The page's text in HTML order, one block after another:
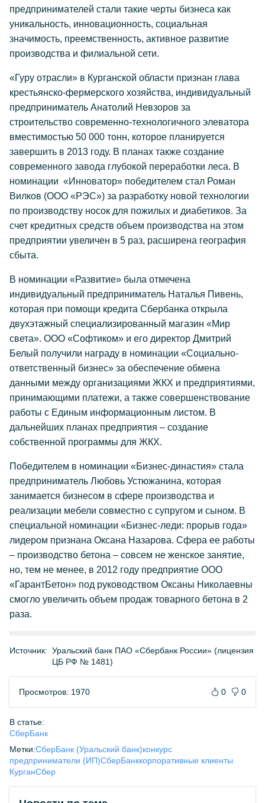
предпринимателей стали такие черты бизнеса как
уникальность, инновационность, социальная
значимость, преемственность, активное развитие
производства и филиальной сети.
«Гуру отрасли» в Курганской области признан глава
крестьянско-фермерского хозяйства, индивидуальный
предприниматель Анатолий Невзоров за
строительство современно-технологичного элеватора
вместимостью 50 000 тонн, которое планируется
завершить в 2013 году. В планах также создание
современного завода глубокой переработки леса. В
номинации «Инноватор» победителем стал Роман
Вилков (ООО «РЭС») за разработку новой технологии
по производству носок для пожилых и диабетиков. За
счет кредитных средств объем производства на этом
предприятии увеличен в 5 раз, расширена география
сбыта.
В номинации «Развитие» была отмечена
индивидуальный предприниматель Наталья Пивень,
которая при помощи кредита Сбербанка открыла
двухэтажный специализированный магазин «Мир
света». ООО «Софтиком» и его директор Дмитрий
Белый получили награду в номинации «Социально-
ответственный бизнес» за обеспечение обмена
данными между организациями ЖКХ и предприятиями,
принимающими платежи, а также совершенствование
работы с Единым информационным листом. В
дальнейших планах предприятия – создание
собственной программы для ЖКХ.
Победителем в номинации «Бизнес-династия» стала
предприниматель Любовь Устюжанина, которая
занимается бизнесом в сфере производства и
реализации мебели совместно с супругом и сыном. В
специальной номинации «Бизнес-леди: прорыв года»
лидером признана Оксана Назарова. Сфера ее работы
– производство бетона – совсем не женское занятие,
но, тем не менее, в 2012 году предприятие ООО
«ГарантБетон» под руководством Оксаны Николаевны
смогло увеличить объем продаж товарного бетона в 2
раза.
Источник: Уральский банк ПАО «Сбербанк России» (лицензия
ЦБ РФ № 1481)
Просмотров: 1970 0 0
В статье:
СберБанк
Метки:СберБанк (Уральский банк)конкурс
предприниматели (ИП)СберБанккорпоративные клиенты
КурганСбер